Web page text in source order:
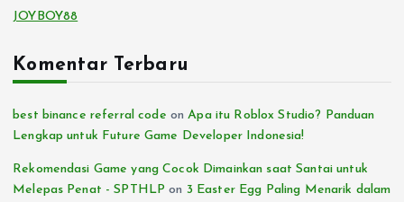
JOYBOY88
Komentar Terbaru
best binance referral code onApa itu Roblox Studio? Panduan
Lengkap untuk Future Game Developer Indonesia!
Rekomendasi Game yang Cocok Dimainkan saat Santai untuk
Melepas Penat - SPTHLP on 3 Easter Egg Paling Menarik dalam